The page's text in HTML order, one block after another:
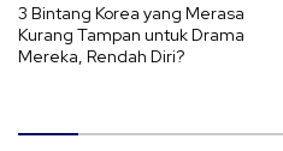
3 Bintang Korea yang Merasa
Kurang Tampan untuk Drama
Mereka, Rendah Diri?